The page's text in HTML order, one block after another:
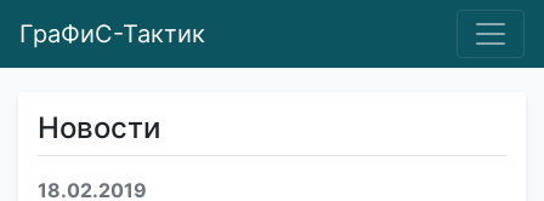
ГраФиС-Тактик
Новости
18.02.2019